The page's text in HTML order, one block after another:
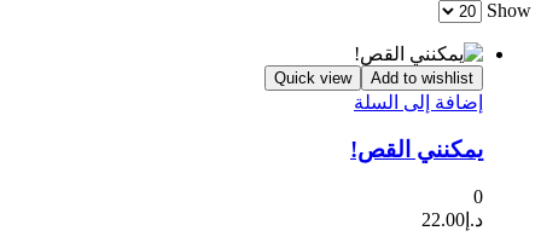
Show
Add to wishlist
Quick view
إضافة إلى السلة
يمكنني القص!
0
د.إ 22.00